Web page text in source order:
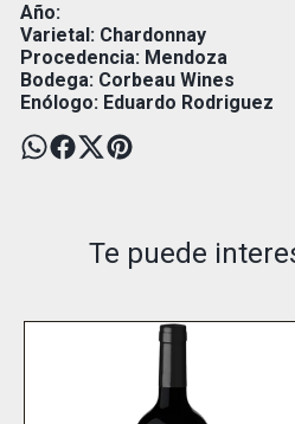
Año:
Varietal: Chardonnay
Procedencia: Mendoza
Bodega: Corbeau Wines
Enólogo: Eduardo Rodriguez
Te puede